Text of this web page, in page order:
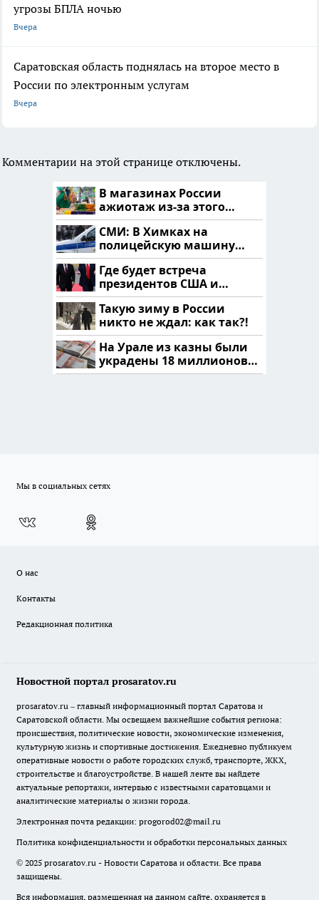
угрозы БПЛА ночью
Вчера
Саратовская область поднялась на второе место в
России по электронным услугам
Вчера
Комментарии на этой странице отключены.
В магазинах России
ажиотаж из-за этого
продукта: что купить?
СМИ: В Химках на
полицейскую машину
напали и подожгли.
Где будет встреча
президентов США и
России: Европа?
Такую зиму в России
никто не ждал: как так?!
На Урале из казны были
украдены 18 миллионов
рублей
Мы в социальных сетях
О нас
Контакты
Редакционная политика
Новостной портал prosaratov.ru
prosaratov.ru – главный информационный портал Саратова и
Саратовской области. Мы освещаем важнейшие события региона:
происшествия, политические новости, экономические изменения,
культурную жизнь и спортивные достижения. Ежедневно публикуем
оперативные новости о работе городских служб, транспорте, ЖКХ,
строительстве и благоустройстве. В нашей ленте вы найдете
актуальные репортажи, интервью с известными саратовцами и
аналитические материалы о жизни города.
Электронная почта редакции: progorod02@mail.ru
Политика конфиденциальности и обработки персональных данных
© 2025 prosaratov.ru - Новости Саратова и области. Все права
защищены.
Вся информация, размещенная на данном сайте, охраняется в